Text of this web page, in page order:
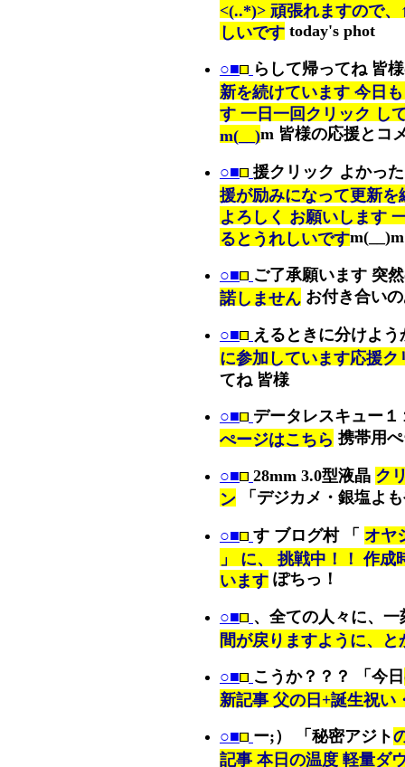
<(..*)> 頑張れますので
しいです today's phot
○■ らして帰ってね 皆
新を続けています 今日
す 一日一回クリック し
m(__)m 皆様の応援とコ
○■ 援クリック よかっ
援が励みになって更新
よろしく お願いします
るとうれしいですm(__)m
○■ ご了承願います 突
諾しません お付き合い
○■ えるときに分けよ
に参加しています応援ク
てね 皆様
○■ データレスキュー
ぺージはこちら 携帯用
○■ 28mm 3.0型液晶 ク
ン 「デジカメ・銀塩よ
○■ す ブログ村 「 オヤ
」 に、 挑戦中！！ 作成
います ぽちっ！
○■ 、全ての人々に、一
間が戻りますように、と
○■ こうか？？？ 「今日
新記事 父の日+誕生祝い
○■ ー;） 「秘密アジト
記事 本日の温度 軽量ダ